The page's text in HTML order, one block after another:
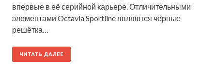
впервые в её серийной карьере. Отличительными
элементами Octavia Sportline являются чёрные
решётка…
ЧИТАТЬ ДАЛЕЕ